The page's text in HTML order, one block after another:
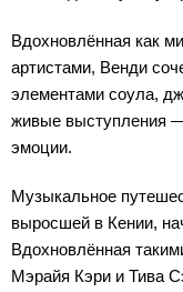
Вдохновлённая как
артистами, Венди
элементами соула,
живые выступления —
эмоции.
Музыкальное
выросшей в Кении,
Вдохновлённая
Мэрайя Кэри и Тива